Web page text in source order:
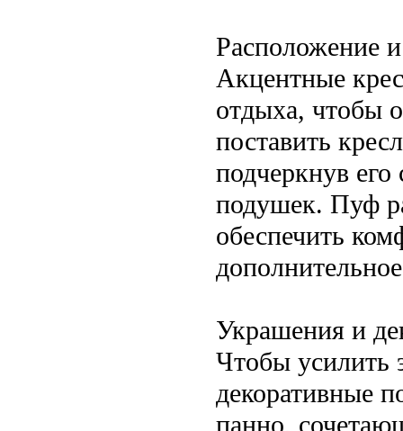
Расположение
Акцентные
отдыха, чтобы
поставить
подчеркнув
подушек. Пуф
обеспечить
Украшения и
Чтобы усилить
декоративные
панно,